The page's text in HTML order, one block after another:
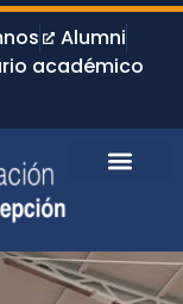
Alumni
académico